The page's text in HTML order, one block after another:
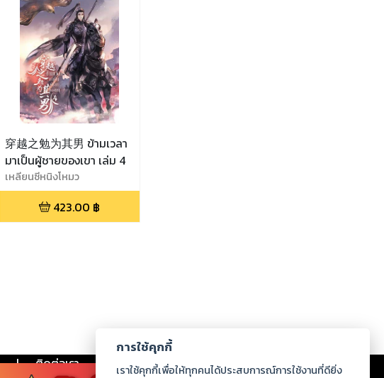
穿越之勉为其男 ข้ามเวลา
มาเป็นผู้ชายของเขา เล่ม 4
เหลียนซีหนิงโหมว
423.00 ฿
| ติดต่อเรา ร่วมงานกับเรา ดาวน์โหลด
การใช้คุกกี้
เราใช้คุกกี้เพื่อให้ทุกคนได้ประสบการณ์การใช้งานที่ดียิ่ง